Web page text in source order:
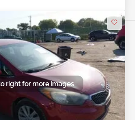
right for more images